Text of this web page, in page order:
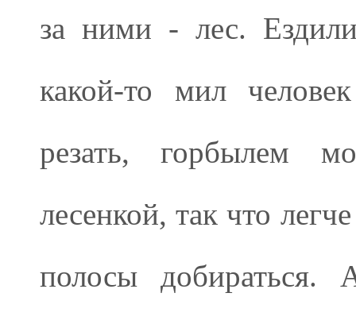
за ними - лес.
какой-то мил
резать, горбылем
лесенкой, так что
полосы